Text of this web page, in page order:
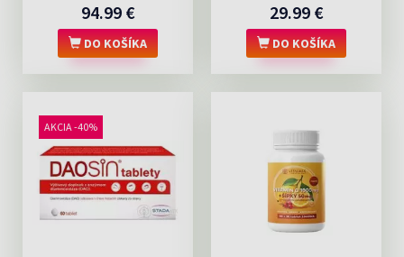
94.99 €
DO KOŠÍKA
29.99 €
DO KOŠÍKA
AKCIA -40%